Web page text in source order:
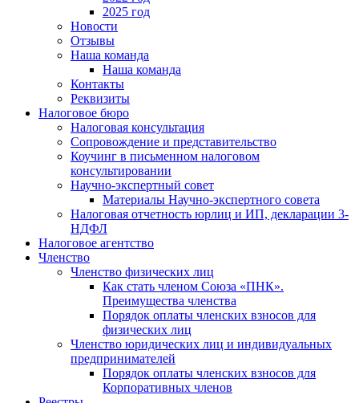
2025 год
Новости
Отзывы
Наша команда
Наша команда
Контакты
Реквизиты
Налоговое бюро
Налоговая консультация
Cопровождение и представительство
Коучинг в письменном налоговом
консультировании
Научно-экспертный совет
Материалы Научно-экспертного совета
Налоговая отчетность юрлиц и ИП, декларации 3-
НДФЛ
Налоговое агентство
Членство
Членство физических лиц
Как стать членом Союза «ПНК».
Преимущества членства
Порядок оплаты членских взносов для
физических лиц
Членство юридических лиц и индивидуальных
предпринимателей
Порядок оплаты членских взносов для
Корпоративных членов